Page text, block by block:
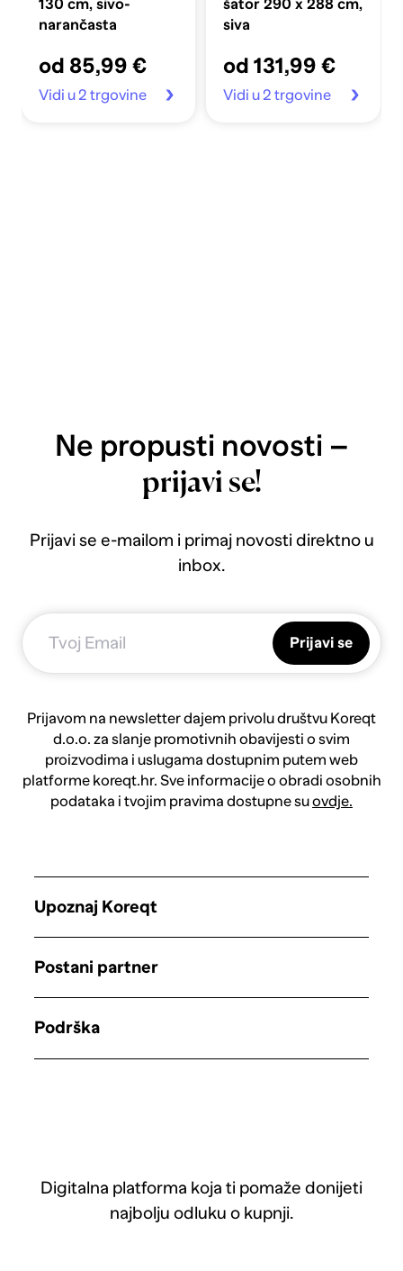
130 cm, sivo-
narančasta
od 85,99 €
Vidi u 2 trgovine
šator 290 x 288 cm,
siva
od 131,99 €
Vidi u 2 trgovine
Ne propusti novosti –
prijavi se!
Prijavi se e-mailom i primaj novosti direktno u
inbox.
Prijavi se
Prijavom na newsletter dajem privolu društvu Koreqt
d.o.o. za slanje promotivnih obavijesti o svim
proizvodima i uslugama dostupnim putem web
platforme koreqt.hr. Sve informacije o obradi osobnih
podataka i tvojim pravima dostupne suovdje.
Digitalna platforma koja ti pomaže donijeti
najbolju odluku o kupnji.
Upoznaj Koreqt
Postani partner
Podrška